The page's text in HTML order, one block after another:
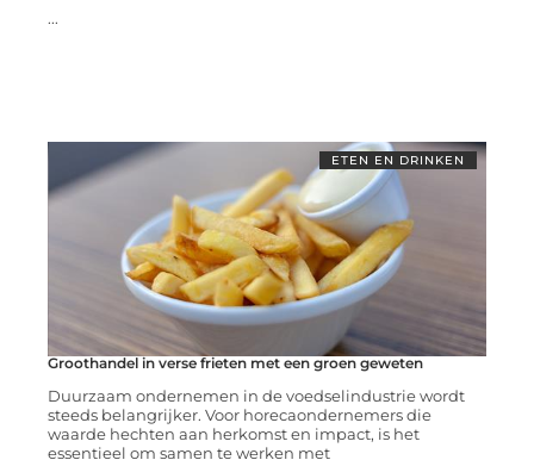
...
ETEN EN DRINKEN
Groothandel in verse frieten met een groen geweten
Duurzaam ondernemen in de voedselindustrie wordt
steeds belangrijker. Voor horecaondernemers die
waarde hechten aan herkomst en impact, is het
essentieel om samen te werken met